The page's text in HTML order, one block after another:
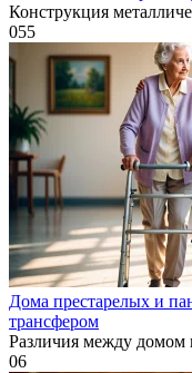
Конструкция
055
Дома престарелых и
трансфером
Различия между домом
06